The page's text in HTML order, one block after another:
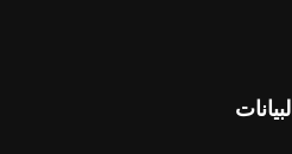
البيانات